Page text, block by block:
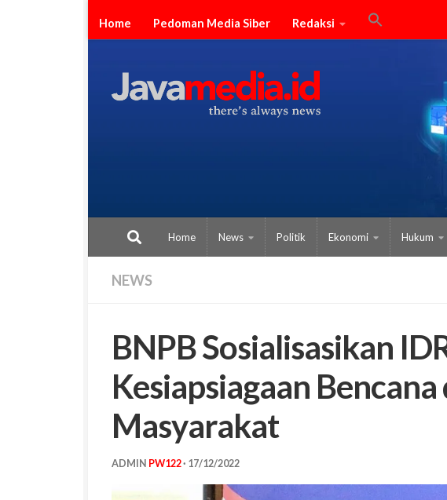
Skip to content
Home Pedoman Media Siber Redaksi
Home News Politik Ekonomi Hukum
NEWS
BNPB Sosialisasikan
Kesiapsiagaan
Masyarakat
ADMIN PW122· 17/12/2022